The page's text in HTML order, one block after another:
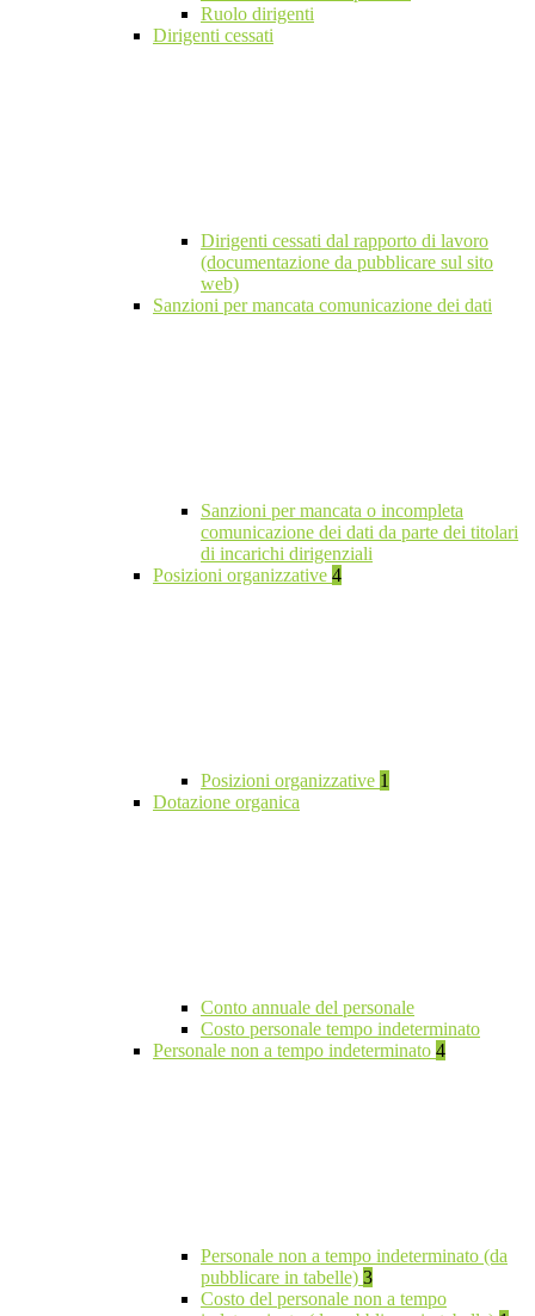
Ruolo dirigenti
Dirigenti cessati
Dirigenti cessati dal rapporto di lavoro
(documentazione da pubblicare sul sito
web)
Sanzioni per mancata comunicazione dei dati
Sanzioni per mancata o incompleta
comunicazione dei dati da parte dei titolari
di incarichi dirigenziali
Posizioni organizzative 4
Posizioni organizzative 1
Dotazione organica
Conto annuale del personale
Costo personale tempo indeterminato
Personale non a tempo indeterminato 4
Personale non a tempo indeterminato (da
pubblicare in tabelle) 3
Costo del personale non a tempo